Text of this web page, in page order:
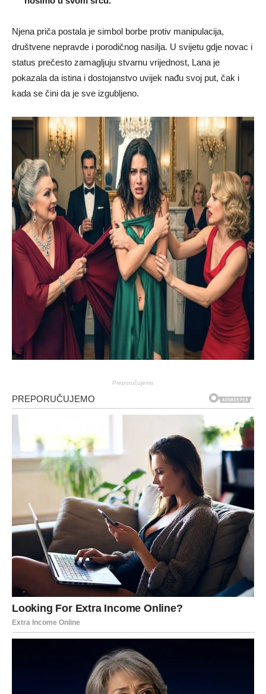
Njena priča postala je simbol borbe protiv manipulacija,
društvene nepravde i porodičnog nasilja. U svijetu gdje novac i
status prečesto zamagljuju stvarnu vrijednost, Lana je
pokazala da istina i dostojanstvo uvijek nađu svoj put, čak i
kada se čini da je sve izgubljeno.
Preporučujemo